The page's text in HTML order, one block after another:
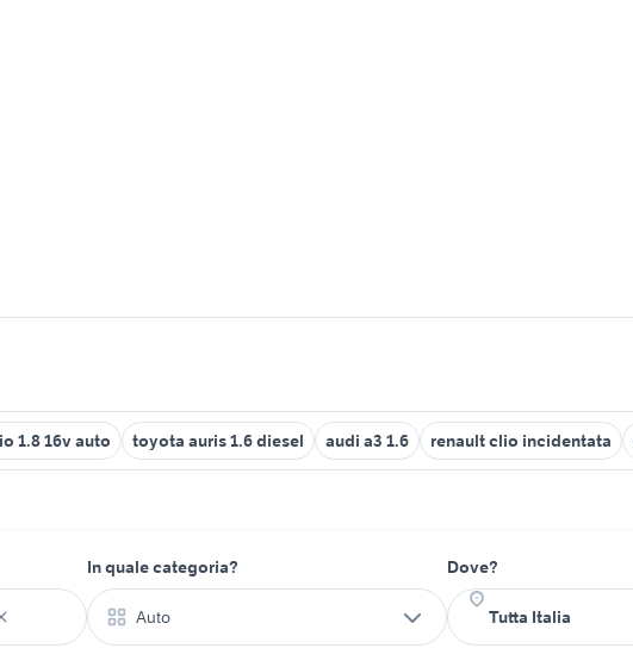
1.8 16v auto toyota auris 1.6 diesel audi a3 1.6 renault clio incidentata
In quale categoria?
Auto
Dove?